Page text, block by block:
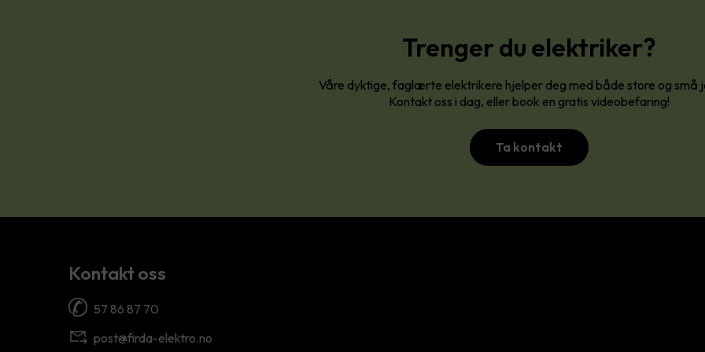
Trenger du elektriker?
Våre dyktige, faglærte elektrikere hjelper deg med både store og små
Kontakt oss i dag, eller book en gratis videobefaring!
Ta kontakt
Kontakt oss
57 86 87 70
post@firda-elektro.no